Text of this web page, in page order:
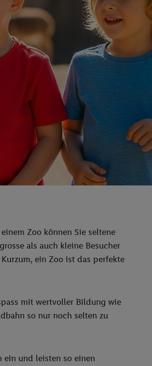
Zoo können Sie seltene
als auch kleine Besucher
ein Zoo ist das perfekte
mit wertvoller Bildung wie
so nur noch selten zu
ein und leisten so einen